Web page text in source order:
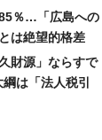
％…「広島への
は絶望的格差
財源」ならすで
は「法人税引